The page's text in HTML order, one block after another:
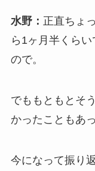
水野： 正直ちょ
ら1ヶ月半くら
ので。
でももともとそ
かったこともあ
今になって振り